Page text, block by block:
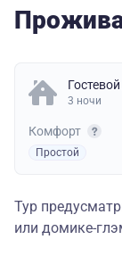
3 ночи
Комфорт
Простой
Тур
или домике-